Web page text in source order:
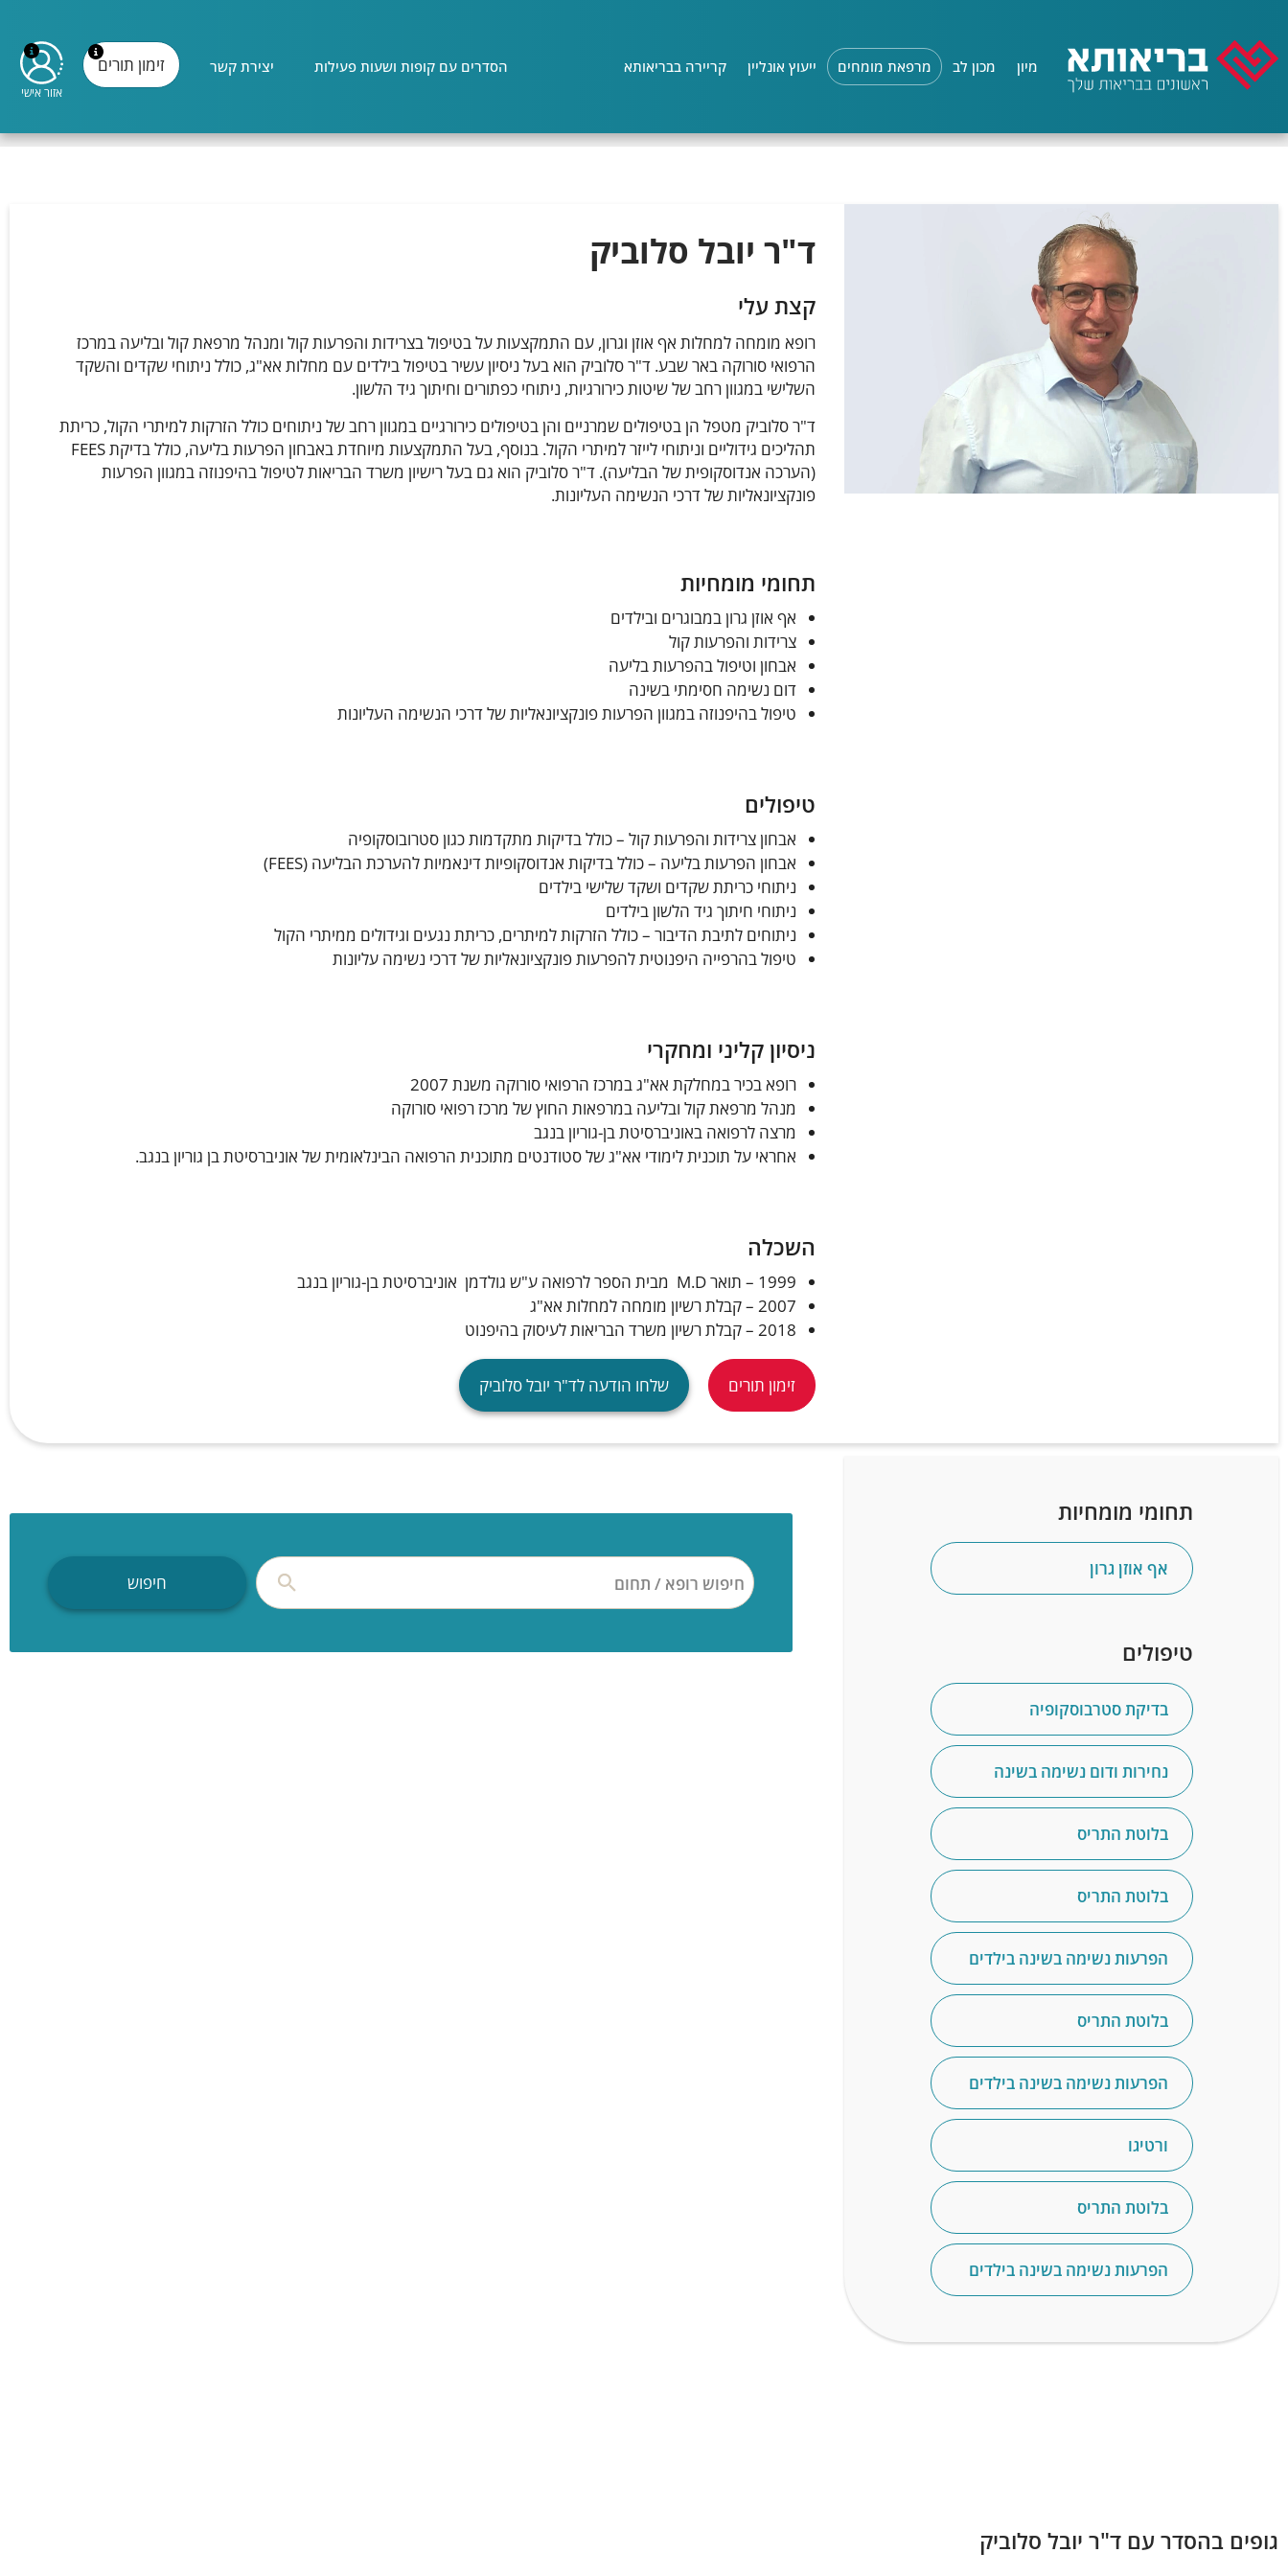
מיון מכון לב מרפאת מומחים ייעוץ אונליין קריירה בבריאותא הסדרים עם קופות ושעות פעילות יצירת קשר זימון תורים
אזור אישי
ד"ר יובל סלוביק
קצת עלי
רופא מומחה למחלות אף אוזן וגרון, עם התמקצעות על בטיפול בצרידות והפרעות קול ומנהל מרפאת קול ובליעה במרכז
הרפואי סורוקה באר שבע. ד"ר סלוביק הוא בעל ניסיון עשיר בטיפול בילדים עם מחלות אא"ג, כולל ניתוחי שקדים והשקד
השלישי במגוון רחב של שיטות כירורגיות, ניתוחי כפתורים וחיתוך גיד הלשון.
ד"ר סלוביק מטפל הן בטיפולים שמרניים והן בטיפולים כירורגיים במגוון רחב של ניתוחים כולל הזרקות למיתרי הקול, כריתת
תהליכים גידוליים וניתוחי לייזר למיתרי הקול. בנוסף, בעל התמקצעות מיוחדת באבחון הפרעות בליעה, כולל בדיקת FEES
(הערכה אנדוסקופית של הבליעה). ד"ר סלוביק הוא גם בעל רישיון משרד הבריאות לטיפול בהיפנוזה במגוון הפרעות
פונקציונאליות של דרכי הנשימה העליונות.
תחומי מומחיות
אף אוזן גרון במבוגרים ובילדים
צרידות והפרעות קול
אבחון וטיפול בהפרעות בליעה
דום נשימה חסימתי בשינה
טיפול בהיפנוזה במגוון הפרעות פונקציונאליות של דרכי הנשימה העליונות
טיפולים
אבחון צרידות והפרעות קול – כולל בדיקות מתקדמות כגון סטרובוסקופיה
אבחון הפרעות בליעה – כולל בדיקות אנדוסקופיות דינאמיות להערכת הבליעה (FEES)
ניתוחי כריתת שקדים ושקד שלישי בילדים
ניתוחי חיתוך גיד הלשון בילדים
ניתוחים לתיבת הדיבור – כולל הזרקות למיתרים, כריתת נגעים וגידולים ממיתרי הקול
טיפול בהרפייה היפנוטית להפרעות פונקציונאליות של דרכי נשימה עליונות
ניסיון קליני ומחקרי
רופא בכיר במחלקת אא"ג במרכז הרפואי סורוקה משנת 2007
מנהל מרפאת קול ובליעה במרפאות החוץ של מרכז רפואי סורוקה
מרצה לרפואה באוניברסיטת בן-גוריון בנגב
אחראי על תוכנית לימודי אא"ג של סטודנטים מתוכנית הרפואה הבינלאומית של אוניברסיטת בן גוריון בנגב.
השכלה
1999 – תואר M.D מבית הספר לרפואה ע"ש גולדמן אוניברסיטת בן-גוריון בנגב
2007 – קבלת רשיון מומחה למחלות אא"ג
2018 – קבלת רשיון משרד הבריאות לעיסוק בהיפנוט
זימון תורים שלחו הודעה לד"ר יובל סלוביק
חיפוש רופא / תחום חיפוש
תחומי מומחיות
אף אוזן גרון
טיפולים
בדיקת סטרבוסקופיה
נחירות ודום נשימה בשינה
בלוטת התריס
בלוטת התריס
הפרעות נשימה בשינה בילדים
בלוטת התריס
הפרעות נשימה בשינה בילדים
ורטיגו
בלוטת התריס
הפרעות נשימה בשינה בילדים
גופים בהסדר עם ד"ר יובל סלוביק